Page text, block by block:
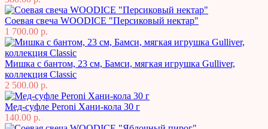
Соевая свеча WOODICE "Персиковый нектар"
1 700.00 р.
Мишка с бантом, 23 см, Бамси, мягкая игрушка Gulliver,
коллекция Classic
2 500.00 р.
Мед-суфле Peroni Хани-кола 30 г
140.00 р.